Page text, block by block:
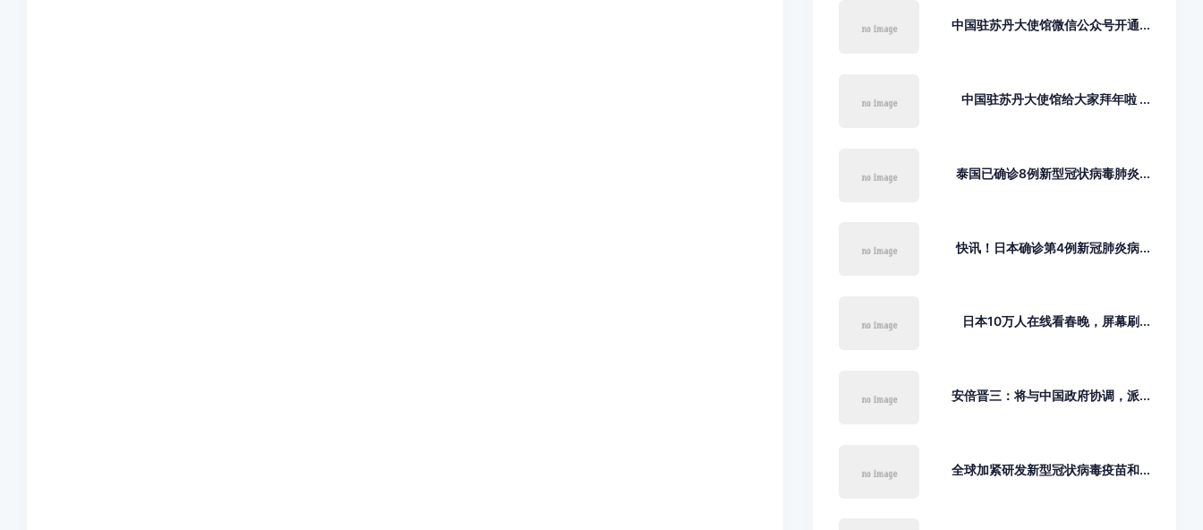
中国驻苏丹大使馆微信公众号开通...
中国驻苏丹大使馆给大家拜年啦 ...
泰国已确诊8例新型冠状病毒肺炎...
快讯！日本确诊第4例新冠肺炎病...
日本10万人在线看春晚，屏幕刷...
安倍晋三：将与中国政府协调，派...
全球加紧研发新型冠状病毒疫苗和...